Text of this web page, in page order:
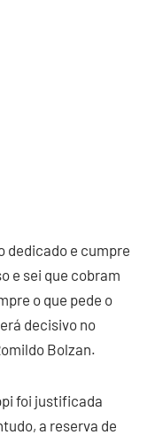
dedicado e cumpre
e sei que cobram
o que pede o
decisivo no
Bolzan.
foi justificada
a reserva de